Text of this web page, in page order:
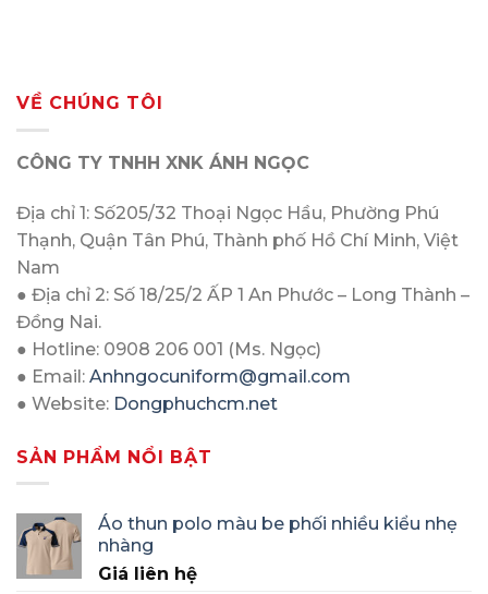
VỀ CHÚNG TÔI
CÔNG TY TNHH XNK ÁNH NGỌC
Địa chỉ 1: Số205/32 Thoại Ngọc Hầu, Phường Phú
Thạnh, Quận Tân Phú, Thành phố Hồ Chí Minh, Việt
Nam
● Địa chỉ 2: Số 18/25/2 ẤP 1 An Phước – Long Thành –
Đồng Nai.
● Hotline: 0908 206 001 (Ms. Ngọc)
● Email: Anhngocuniform@gmail.com
● Website: Dongphuchcm.net
SẢN PHẨM NỔI BẬT
Áo thun polo màu be phối nhiều kiểu nhẹ
nhàng
Giá liên hệ